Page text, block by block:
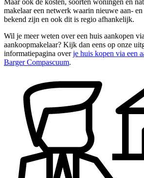
Maar ook de kosten, soorten woningen en
makelaar een netwerk waarin nieuwe aan-
bekend zijn en ook dit is regio afhankelijk.
Wil je meer weten over een huis aankopen
aankoopmakelaar? Kijk dan eens op onze
informatiepagina overje huis kopen via een
Barger Compascuum.